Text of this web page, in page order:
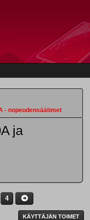
- nopeudensäätimet
ja
4
KÄYTTÄJÄN TOIMET